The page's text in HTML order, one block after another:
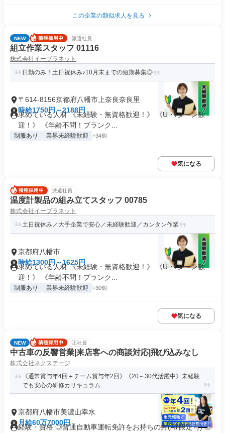
この企業の類似求人を見る
NEW 派遣社員
組立作業スタッフ 01116
株式会社イープラネット
日勤のみ！土日祝休み♪10月末までの短期募集◎
〒614-8156京都府八幡市上奈良奈良里
時給1750円～2188円
求めている人材 《未経験・無資格歓迎！》 《U・Iターン歓
迎！》 《年齢不問！ブランク...
制服あり 業界未経験歓迎 +34個
気になる
派遣社員
温度計製品の組み立てスタッフ 00785
株式会社イープラネット
土日祝休み／大手企業で安心／未経験歓迎／カンタン作業
京都府八幡市
時給1300円～1625円
求めている人材 《未経験・無資格歓迎！》 《U・Iターン歓
迎！》 《年齢不問！ブランク...
制服あり 業界未経験歓迎 +30個
気になる
NEW 正社員
中古車の反響営業|来店客への商談対応|飛び込みなし
株式会社ネクステージ
《通常賞与年4回＋チーム賞与年2回》《20～30代活躍中》未経験
でも安心の研修カリキュラム...
京都府八幡市美濃山幸水
月給60万7000円
経験・資格 ◎普通自動車運転免許をお持ちの方(AT限定可) ◎